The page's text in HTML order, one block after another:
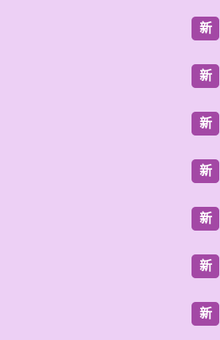
新
新
新
新
新
新
新